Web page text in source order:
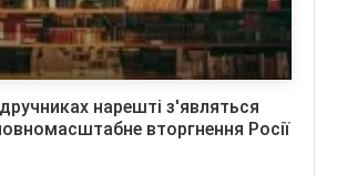
нарешті з'являться
вторгнення Росії